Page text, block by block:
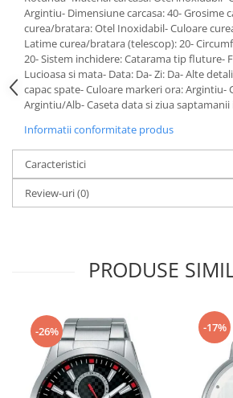
Curatare Bijuterii
Dispozitive Bratari
Dispozitive Inele
Dispozitive Margelit
Fierastraie / Panze
Mandrine si Burghie
Menghine
Modelarea Metalului
Nicovale si Suporti
Scule de Mana
PROMOTII Curele Apple Watch
PROMOTII Curele Garmin
PROMOTII Scule Bijutier
PROMOTII Scule Ceasornicar
Argintiu- Dimensiune carcasa: 40- Grosime
curea/bratara: Otel Inoxidabil- Culoare
Latime curea/bratara (telescop): 20-
20- Sistem inchidere: Catarama tip fluture-
Lucioasa si mata- Data: Da- Zi: Da- Alte
capac spate- Culoare markeri ora: Argintiu-
Argintiu/Alb- Caseta data si ziua
Informatii conformitate produs
Caracteristici
Review-uri(0)
PRODUSE
-26% -17%